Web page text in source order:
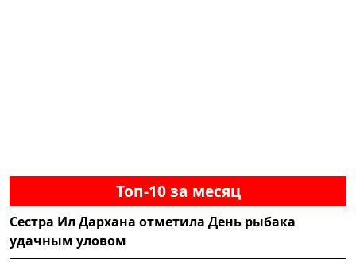
Топ-10 за месяц
Сестра Ил Дархана отметила День рыбака
удачным уловом